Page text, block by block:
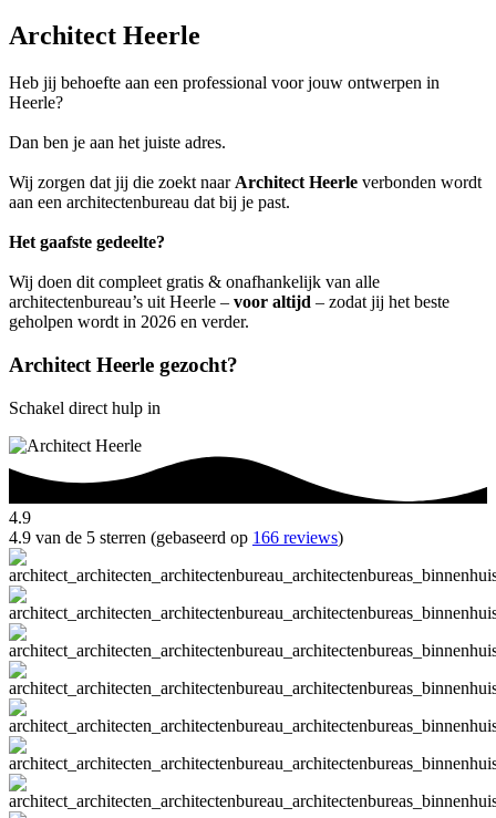
Architect Heerle
Heb jij behoefte aan een professional voor jouw ontwerpen in
Heerle?
Dan ben je aan het juiste adres.
Wij zorgen dat jij die zoekt naar Architect Heerle verbonden wordt
aan een architectenbureau dat bij je past.
Het gaafste gedeelte?
Wij doen dit compleet gratis & onafhankelijk van alle
architectenbureau’s uit Heerle – voor altijd – zodat jij het beste
geholpen wordt in 2026 en verder.
Architect Heerle gezocht?
Schakel direct hulp in
4.9
4.9 van de 5 sterren (gebaseerd op 166 reviews)